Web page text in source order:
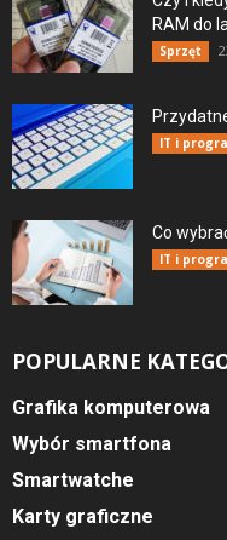
RAM do
Sprzęt
IT i
Co
IT i
POPULARNE
Grafika komputerowa
Wybór smartfona
Smartwatche
Karty graficzne